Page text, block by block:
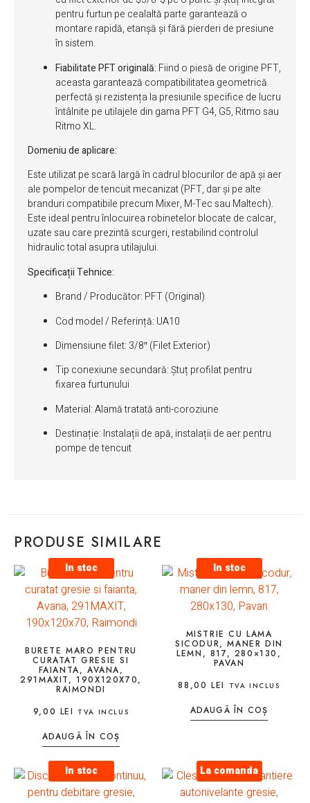
pentru furtun pe cealaltă parte garantează o
montare rapidă, etanșă și fără pierderi de presiune
în sistem.
Fiabilitate PFT originală: Fiind o piesă de origine PFT,
aceasta garantează compatibilitatea geometrică
perfectă și rezistența la presiunile specifice de lucru
întâlnite pe utilajele din gama PFT G4, G5, Ritmo sau
Ritmo XL.
Domeniu de aplicare:
Este utilizat pe scară largă în cadrul blocurilor de apă și aer
ale pompelor de tencuit mecanizat (PFT, dar și pe alte
branduri compatibile precum Mixer, M-Tec sau Maltech).
Este ideal pentru înlocuirea robinetelor blocate de calcar,
uzate sau care prezintă scurgeri, restabilind controlul
hidraulic total asupra utilajului.
Specificații Tehnice:
Brand / Producător: PFT (Original)
Cod model / Referință: UA10
Dimensiune filet: 3/8″ (Filet Exterior)
Tip conexiune secundară: Ștuț profilat pentru
fixarea furtunului
Material: Alamă tratată anti-coroziune
Destinație: Instalații de apă, instalații de aer pentru
pompe de tencuit
PRODUSE SIMILARE
In stoc
BURETE MARO PENTRU
CURATAT GRESIE SI
FAIANTA, AVANA,
291MAXIT, 190X120X70,
RAIMONDI
9,00 LEI TVA INCLUS
ADAUGĂ ÎN COȘ
In stoc
MISTRIE CU LAMA
SICODUR, MANER DIN
LEMN, 817, 280×130,
PAVAN
88,00LEI TVA INCLUS
ADAUGĂ ÎN COȘ
In stoc La comanda